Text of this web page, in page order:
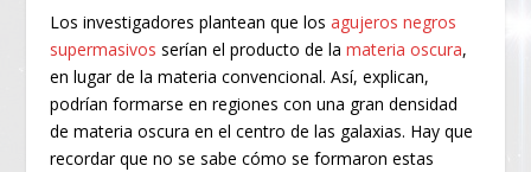
Los investigadores plantean que losagujeros negros
supermasivos serían el producto de lamateria oscura,
en lugar de la materia convencional. Así, explican,
podrían formarse en regiones con una gran densidad
de materia oscura en el centro de las galaxias. Hay que
recordar que no se sabe cómo se formaron estas